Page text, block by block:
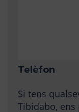
Telèfon
Si tens
Tibidabo,